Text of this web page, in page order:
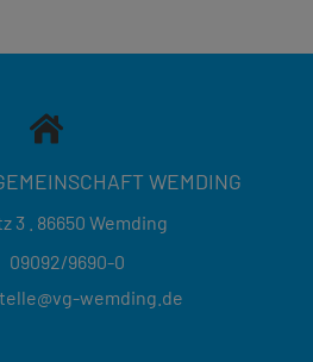
WEMDING
3 . 86650 Wemding
09092/9690-0
wemding.de